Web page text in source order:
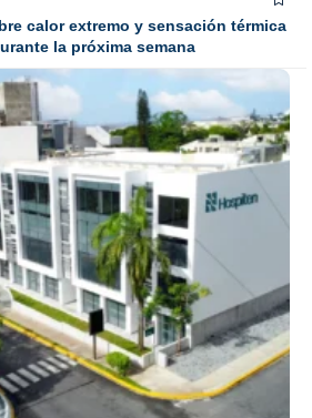
calor extremo y sensación térmica
la próxima semana